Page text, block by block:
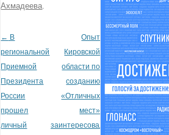
Ахмадеева
Post navigation
← В
региональной
Приемной
Президента
России
прошел
личный
Опыт
Кировской
области по
созданию
«Отличных
мест»
заинтересовал